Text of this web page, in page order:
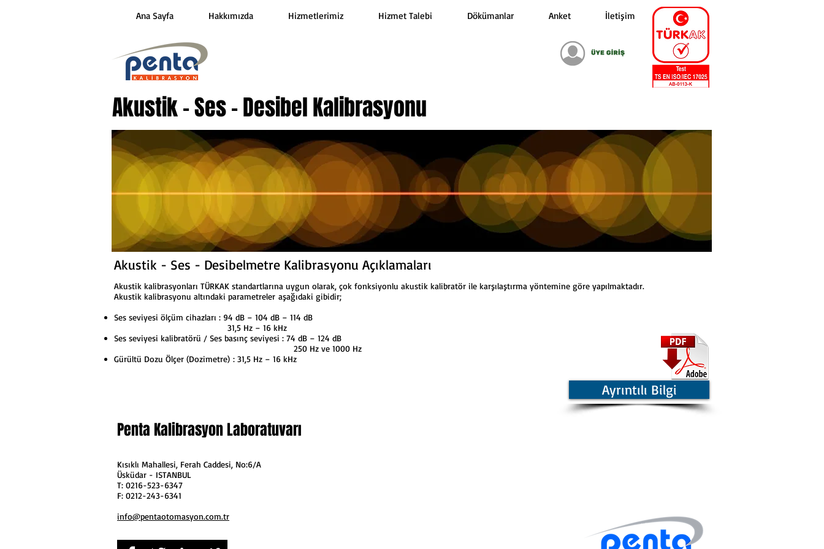
Ana Sayfa Hakkımızda Hizmetlerimiz Hizmet Talebi Dökümanlar Anket İletişim
Akustik - Ses - Desibel Kalibrasyonu
Akustik - Ses - Desibelmetre Kalibrasyonu Açıklamaları
Akustik kalibrasyonları TÜRKAK standartlarına uygun olarak, çok fonksiyonlu akustik kalibratör ile karşılaştırma yöntemine göre yapılmaktadır.
Akustik kalibrasyonu altındaki parametreler aşağıdaki gibidir;
Ses seviyesi ölçüm cihazları : 94 dB – 104 dB – 114 dB
31,5 Hz – 16 kHz
Ses seviyesi kalibratörü / Ses basınç seviyesi : 74 dB – 124 dB
250 Hz ve 1000 Hz
Gürültü Dozu Ölçer (Dozimetre) : 31,5 Hz – 16 kHz
Ayrıntılı Bilgi
Penta Kalibrasyon Laboratuvarı
Kısıklı Mahallesi, Ferah Caddesi, No:6/A
Üsküdar - ISTANBUL
T: 0216-523-6347
F: 0212-243-6341​
info@pentaotomasyon.com.tr